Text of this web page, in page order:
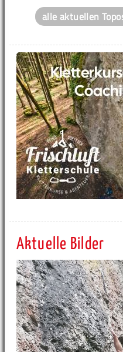
alle aktuellen
Aktuelle Bilder